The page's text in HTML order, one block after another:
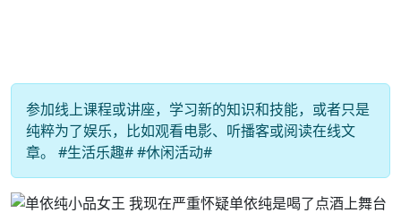
参加线上课程或讲座，学习新的知识和技能，或者只是
纯粹为了娱乐，比如观看电影、听播客或阅读在线文
章。 #生活乐趣# #休闲活动#